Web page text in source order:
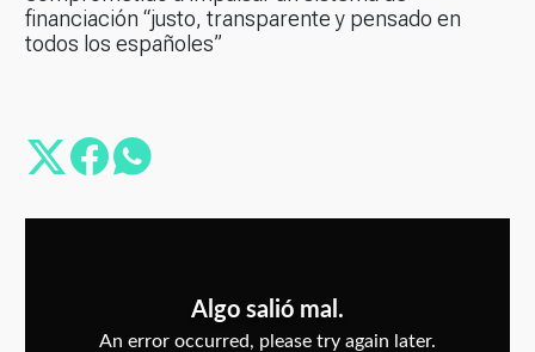
financiación “justo, transparente y pensado en
todos los españoles”